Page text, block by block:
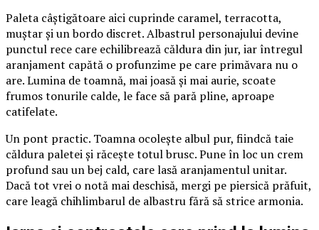
Paleta câștigătoare aici cuprinde caramel, terracotta,
muștar și un bordo discret. Albastrul personajului devine
punctul rece care echilibrează căldura din jur, iar întregul
aranjament capătă o profunzime pe care primăvara nu o
are. Lumina de toamnă, mai joasă și mai aurie, scoate
frumos tonurile calde, le face să pară pline, aproape
catifelate.
Un pont practic. Toamna ocolește albul pur, fiindcă taie
căldura paletei și răcește totul brusc. Pune în loc un crem
profund sau un bej cald, care lasă aranjamentul unitar.
Dacă tot vrei o notă mai deschisă, mergi pe piersică prăfuit,
care leagă chihlimbarul de albastru fără să strice armonia.